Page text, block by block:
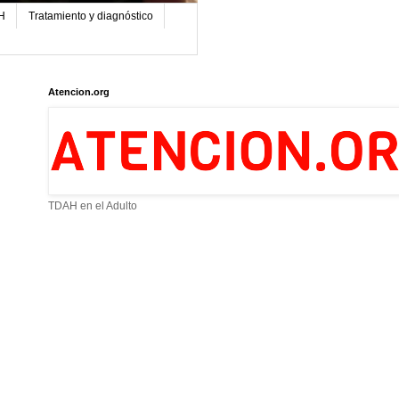
Tratamiento y diagnóstico
Atencion.org
TDAH en el Adulto